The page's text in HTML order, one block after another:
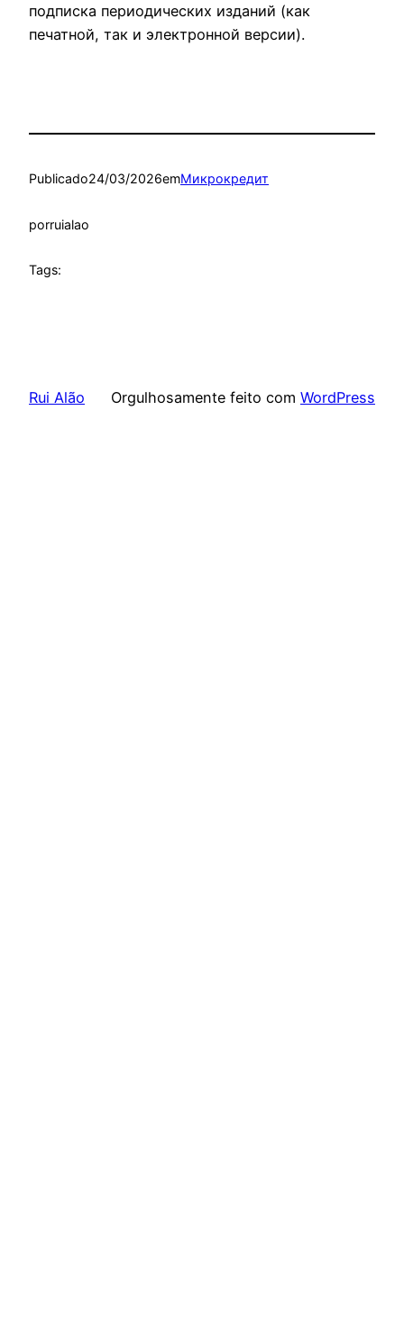
подписка периодических изданий (как
печатной, так и электронной версии).
Publicado24/03/2026emМикрокредит
porruialao
Tags:
Rui Alão Orgulhosamente feito com WordPress